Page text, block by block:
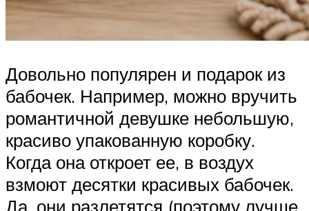
Довольно популярен и подарок из
бабочек. Например, можно вручить
романтичной девушке небольшую,
красиво упакованную коробку.
Когда она откроет ее, в воздух
взмоют десятки красивых бабочек.
Да, они разлетятся (поэтому лучше